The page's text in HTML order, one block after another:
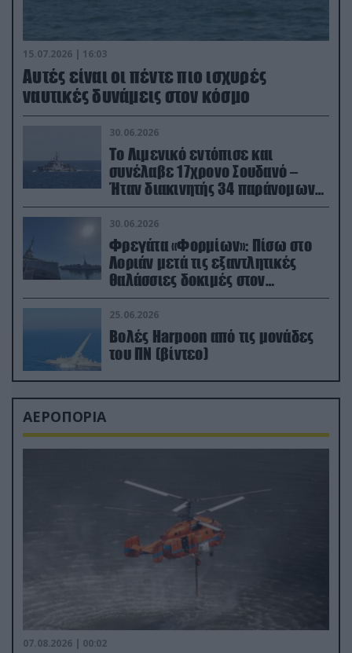
15.07.2026 | 16:03
Aυτές είναι οι πέντε πιο ισχυρές
ναυτικές δυνάμεις στον κόσμο
30.06.2026
Το Λιμενικό εντόπισε και
συνέλαβε 17χρονο Σουδανό –
Ήταν διακινητής 34 παράνομων
μεταναστών
30.06.2026
Φρεγάτα «Φορμίων»: Πίσω στο
Λοριάν μετά τις εξαντλητικές
θαλάσσιες δοκιμές στον
απαιτητικό Βισκαϊκό
25.06.2026
Βολές Harpoon από τις μονάδες
του ΠΝ (βίντεο)
ΑΕΡΟΠΟΡΙΑ
07.08.2026 | 00:02